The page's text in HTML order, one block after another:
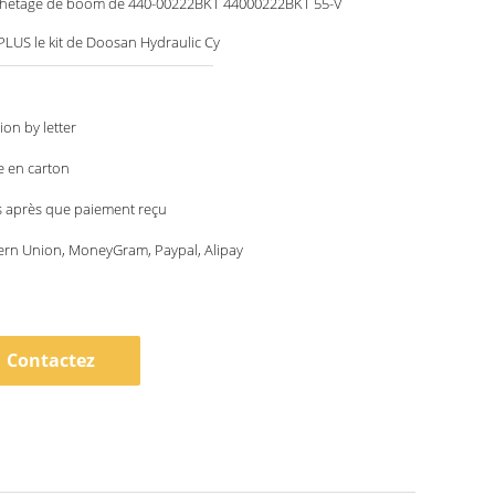
le kit de Doosan Hydraulic Cy
by letter
en carton
après que paiement reçu
Union, MoneyGram, Paypal, Alipay
Contactez